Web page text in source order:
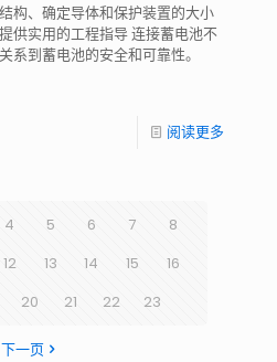
构、确定导体和保护装置的大小
供实用的工程指导 连接蓄电池不
系到蓄电池的安全和可靠性。
阅读更多
4 5 6 7
8
12 13 14 15
16
20 21 22 23
下一页